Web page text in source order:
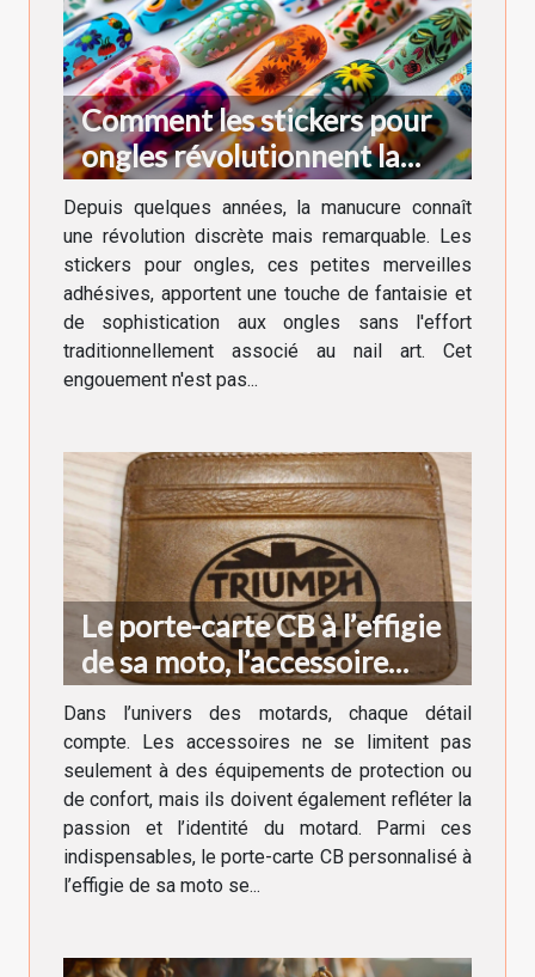
Comment les stickers pour
ongles révolutionnent la
manucure moderne
Depuis quelques années, la manucure connaît
une révolution discrète mais remarquable. Les
stickers pour ongles, ces petites merveilles
adhésives, apportent une touche de fantaisie et
de sophistication aux ongles sans l'effort
traditionnellement associé au nail art. Cet
engouement n'est pas...
Le porte-carte CB à l’effigie
de sa moto, l’accessoire
indispensable du motard
Dans l’univers des motards, chaque détail
compte. Les accessoires ne se limitent pas
seulement à des équipements de protection ou
de confort, mais ils doivent également refléter la
passion et l’identité du motard. Parmi ces
indispensables, le porte-carte CB personnalisé à
l’effigie de sa moto se...